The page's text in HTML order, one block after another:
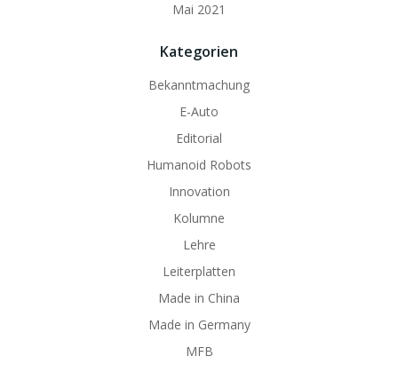
Mai 2021
Kategorien
Bekanntmachung
E-Auto
Editorial
Humanoid Robots
Innovation
Kolumne
Lehre
Leiterplatten
Made in China
Made in Germany
MFB